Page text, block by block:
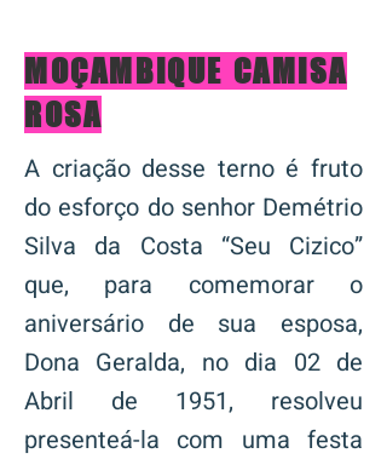
MOÇAMBIQUE CAMISA
ROSA
A criação desse terno é fruto
do esforço do senhor Demétrio
Silva da Costa “Seu Cizico”
que, para comemorar o
aniversário de sua esposa,
Dona Geralda, no dia 02 de
Abril de 1951, resolveu
presenteá-la com uma festa